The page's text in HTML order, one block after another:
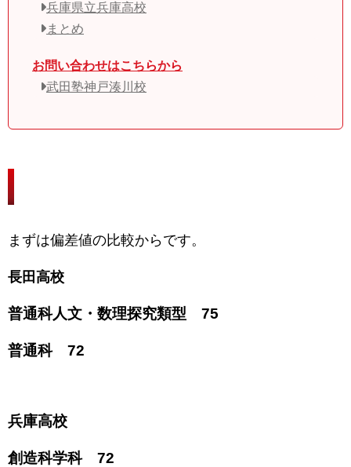
兵庫県立兵庫高校
まとめ
お問い合わせはこちらから
武田塾神戸湊川校
まずは偏差値の比較からです。
長田高校
普通科人文・数理探究類型 75
普通科 72
兵庫高校
創造科学科 72